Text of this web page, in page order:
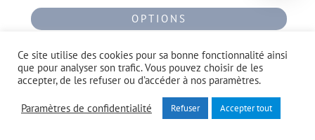
OPTIONS
Ce site utilise des cookies pour sa bonne fonctionnalité ainsi
que pour analyser son trafic. Vous pouvez choisir de les
accepter, de les refuser ou d’accéder à nos paramètres.
Paramètres de confidentialité Refuser Accepter tout